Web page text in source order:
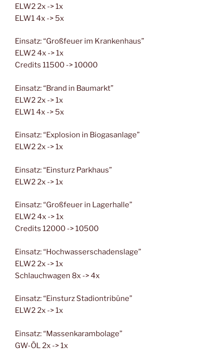
ELW2 2x -> 1x
ELW1 4x -> 5x
Einsatz: “Großfeuer im Krankenhaus”
ELW2 4x -> 1x
Credits 11500 -> 10000
Einsatz: “Brand in Baumarkt”
ELW2 2x -> 1x
ELW1 4x -> 5x
Einsatz: “Explosion in Biogasanlage”
ELW2 2x -> 1x
Einsatz: “Einsturz Parkhaus”
ELW2 2x -> 1x
Einsatz: “Großfeuer in Lagerhalle”
ELW2 4x -> 1x
Credits 12000 -> 10500
Einsatz: “Hochwasserschadenslage”
ELW2 2x -> 1x
Schlauchwagen 8x -> 4x
Einsatz: “Einsturz Stadiontribüne”
ELW2 2x -> 1x
Einsatz: “Massenkarambolage”
GW-ÖL 2x -> 1x